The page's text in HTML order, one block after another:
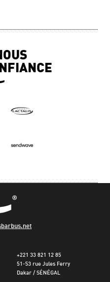
+221 33 821 12 85
51-53 rue Jules Ferry
Dakar / SÉNÉGAL